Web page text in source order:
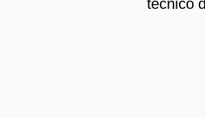
técnico